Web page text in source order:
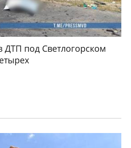
под Светлогорском